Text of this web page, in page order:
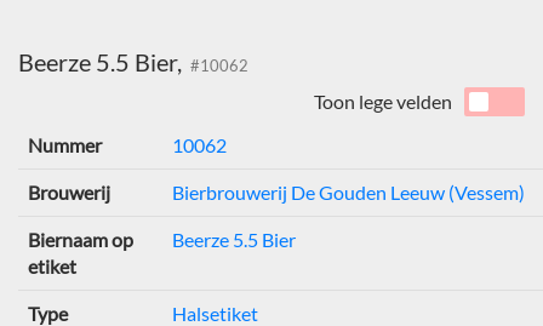
Beerze 5.5 Bier, #10062
Toon lege velden
Nummer
10062
Brouwerij Bierbrouwerij De Gouden Leeuw (Vessem)
Biernaam op
etiket
Beerze 5.5 Bier
Type Halsetiket